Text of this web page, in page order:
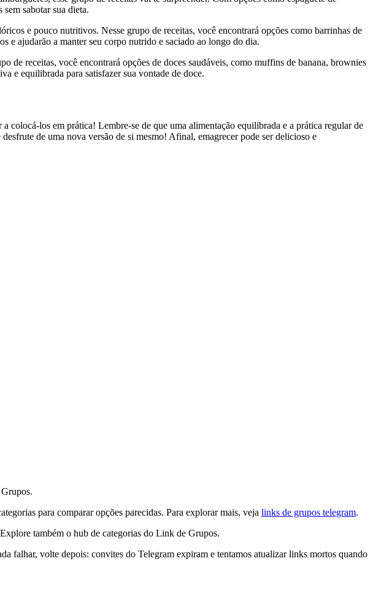
sabotar sua dieta.
e pouco nutritivos. Nesse grupo de receitas, você encontrará opções como barrinhas de
e ajudarão a manter seu corpo nutrido e saciado ao longo do dia.
de receitas, você encontrará opções de doces saudáveis, como muffins de banana, brownies
e equilibrada para satisfazer sua vontade de doce.
colocá-los em prática! Lembre-se de que uma alimentação equilibrada e a prática regular de
de uma nova versão de si mesmo! Afinal, emagrecer pode ser delicioso e
para comparar opções parecidas. Para explorar mais, veja links de grupos telegram.
também o hub de categorias do Link de Grupos.
falhar, volte depois: convites do Telegram expiram e tentamos atualizar links mortos quando